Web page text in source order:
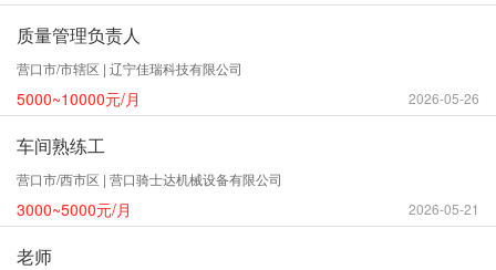
质量管理负责人
营口市/市辖区 | 辽宁佳瑞科技有限公司
5000~10000元/月 2026-05-26
车间熟练工
营口市/西市区 | 营口骑士达机械设备有限公司
3000~5000元/月 2026-05-21
老师